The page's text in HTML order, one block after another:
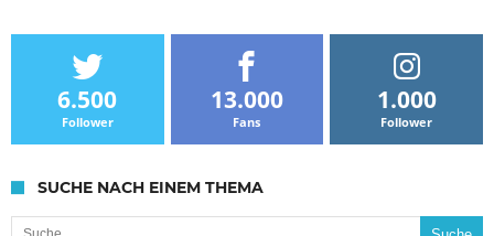
6.500
Follower
13.000
Fans
1.000
Follower
SUCHE NACH EINEM THEMA
Suche nach: